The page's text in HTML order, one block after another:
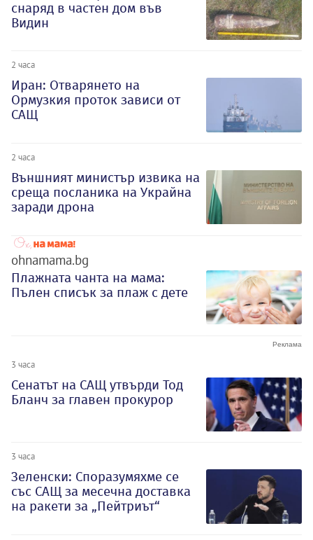
снаряд в частен дом във
Видин
2 часа
Иран: Отварянето на
Ормузкия проток зависи от
САЩ
2 часа
Външният министър извика на
среща посланика на Украйна
заради дрона
ohnamama.bg
Плажната чанта на мама:
Пълен списък за плаж с дете
3 часа
Сенатът на САЩ утвърди Тод
Бланч за главен прокурор
3 часа
Зеленски: Споразумяхме се
със САЩ за месечна доставка
на ракети за „Пейтриът“